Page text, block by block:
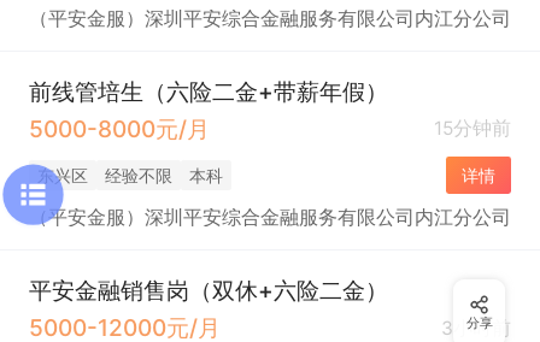
（平安金服）深圳平安综合金融服务有限公司内江分公司
前线管培生（六险二金+带薪年假）
5000-8000元/月
15分钟前
东兴区 经验不限 本科 详情
（平安金服）深圳平安综合金融服务有限公司内江分公司
平安金融销售岗（双休+六险二金）
5000-12000元/月
3小时前
分享